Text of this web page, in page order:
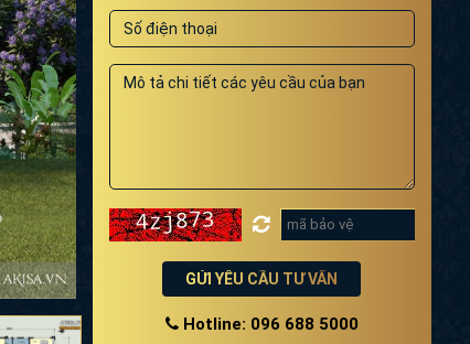
GỬI YÊU CẦU TƯ VẤN
Hotline: 096 688 5000